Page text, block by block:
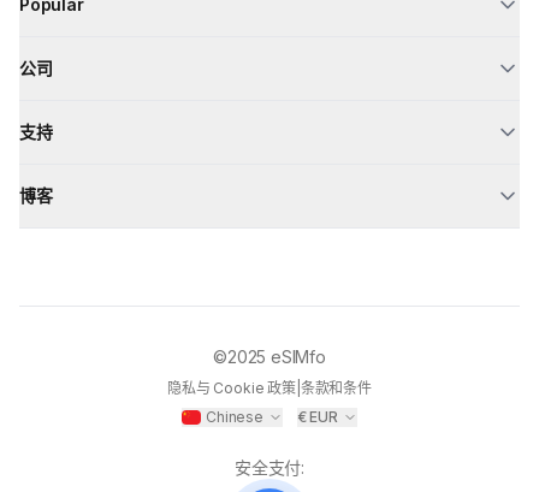
Popular
公司
支持
博客
©2025 eSIMfo
隐私与 Cookie 政策| 条款和条件
Chinese
€EUR
安全支付: